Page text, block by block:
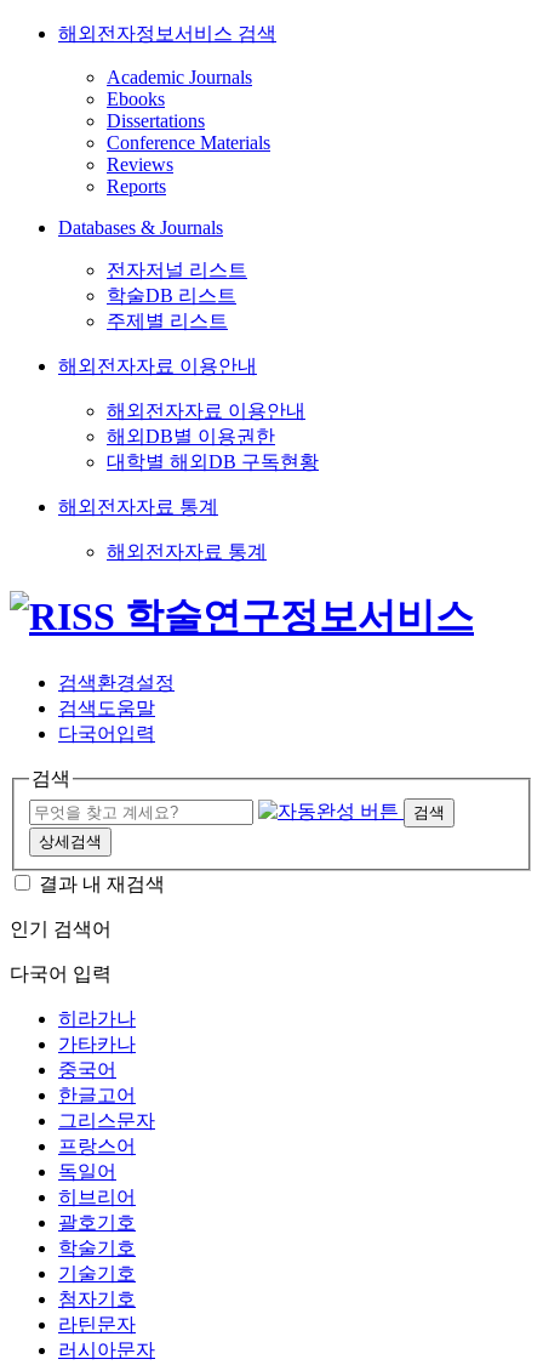
해외전자정보서비스 검색
Academic Journals
Ebooks
Dissertations
Conference Materials
Reviews
Reports
Databases & Journals
전자저널 리스트
학술DB 리스트
주제별 리스트
해외전자자료 이용안내
해외전자자료 이용안내
해외DB별 이용권한
대학별 해외DB 구독현황
해외전자자료 통계
해외전자자료 통계
검색환경설정
검색도움말
다국어입력
검색
검색
상세검색
결과 내 재검색
인기 검색어
다국어 입력
히라가나
가타카나
중국어
한글고어
그리스문자
프랑스어
독일어
히브리어
괄호기호
학술기호
기술기호
첨자기호
라틴문자
러시아문자